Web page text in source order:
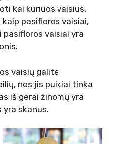
kai kuriuos vaisius,
pasifloros vaisiai,
pasifloros vaisiai yra
vaisių galite
nes jis puikiai tinka
iš gerai žinomų yra
yra skanus.